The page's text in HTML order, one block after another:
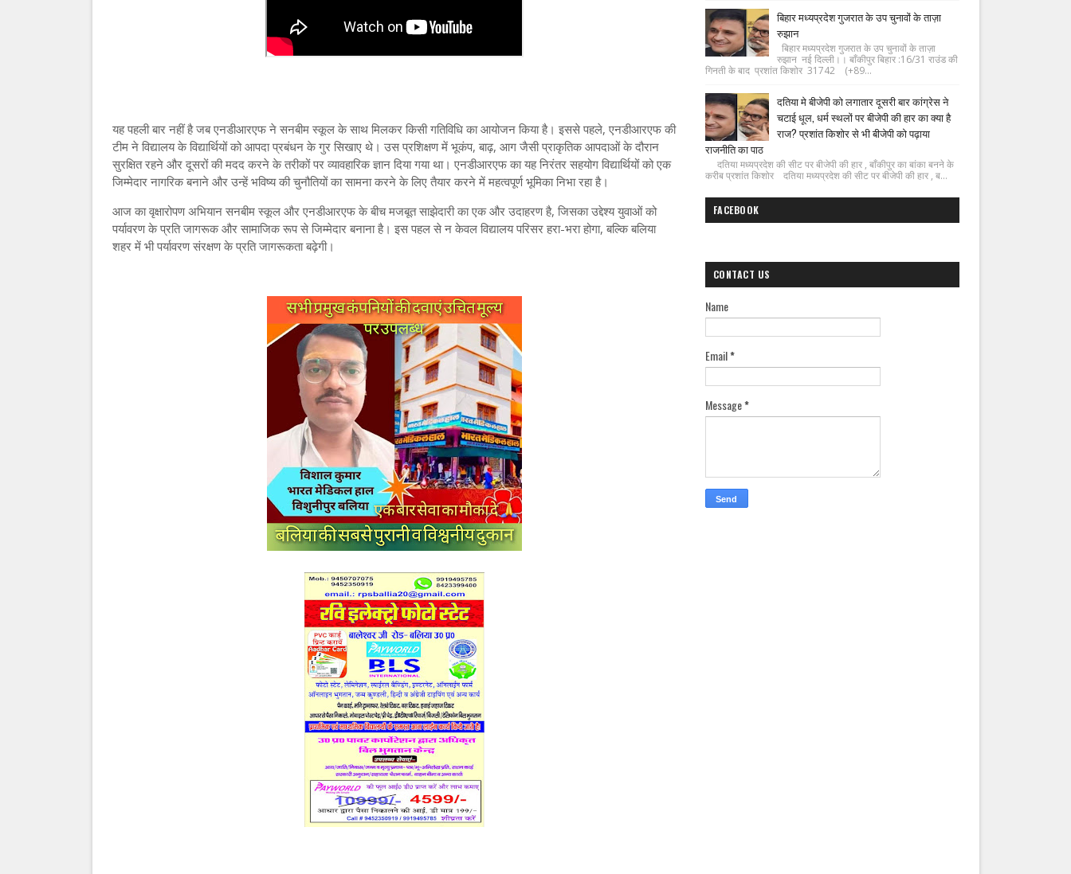
यह पहली बार नहीं है जब एनडीआरएफ ने सनबीम स्कूल के साथ मिलकर किसी गतिविधि का आयोजन किया है। इससे पहले, एनडीआरएफ की
टीम ने विद्यालय के विद्यार्थियों को आपदा प्रबंधन के गुर सिखाए थे। उस प्रशिक्षण में भूकंप, बाढ़, आग जैसी प्राकृतिक आपदाओं के दौरान
सुरक्षित रहने और दूसरों की मदद करने के तरीकों पर व्यावहारिक ज्ञान दिया गया था। एनडीआरएफ का यह निरंतर सहयोग विद्यार्थियों को एक
जिम्मेदार नागरिक बनाने और उन्हें भविष्य की चुनौतियों का सामना करने के लिए तैयार करने में महत्वपूर्ण भूमिका निभा रहा है।
आज का वृक्षारोपण अभियान सनबीम स्कूल और एनडीआरएफ के बीच मजबूत साझेदारी का एक और उदाहरण है, जिसका उद्देश्य युवाओं को
पर्यावरण के प्रति जागरूक और सामाजिक रूप से जिम्मेदार बनाना है। इस पहल से न केवल विद्यालय परिसर हरा-भरा होगा, बल्कि बलिया
शहर में भी पर्यावरण संरक्षण के प्रति जागरूकता बढ़ेगी।
बिहार मध्यप्रदेश गुजरात के उप चुनावों के ताज़ा
रुझान
बिहार मध्यप्रदेश गुजरात के उप चुनावों के ताज़ा
रुझान नई दिल्ली।। बाँकीपुर बिहार :16/31 राउंड की
गिनती के बाद प्रशांत किशोर 31742 (+89...
दतिया मे बीजेपी को लगातार दूसरी बार कांग्रेस ने
चटाई धूल, धर्म स्थलों पर बीजेपी की हार का क्या है
राज? प्रशांत किशोर से भी बीजेपी को पढ़ाया
राजनीति का पाठ
दतिया मध्यप्रदेश की सीट पर बीजेपी की हार , बाँकीपुर का बांका बनने के
करीब प्रशांत किशोर दतिया मध्यप्रदेश की सीट पर बीजेपी की हार , ब...
FACEBOOK
CONTACT US
Name
Email*
Message*